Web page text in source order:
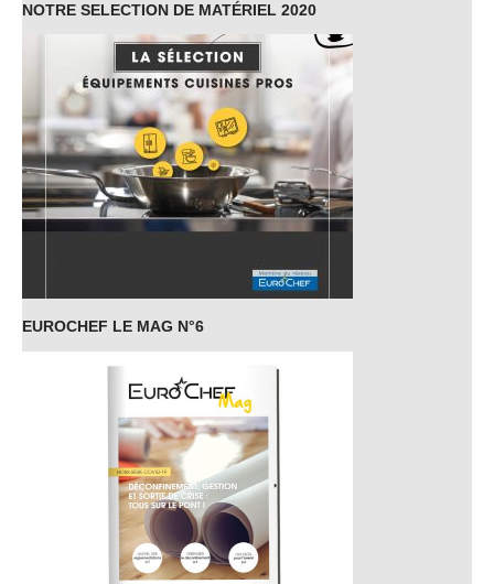
NOTRE SELECTION DE MATÉRIEL 2020
EUROCHEF LE MAG N°6